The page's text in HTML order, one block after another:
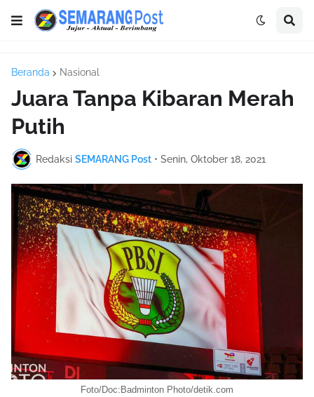
Beranda Nasional
Juara Tanpa Kibaran Merah
Putih
Redaksi SEMARANG Post • Senin, Oktober 18, 2021
Foto/Doc:Badminton Photo/detik.com